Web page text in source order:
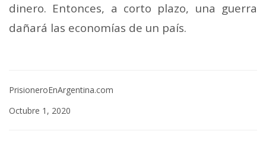
dinero. Entonces, a corto plazo, una guerra
dañará las economías de un país.
PrisioneroEnArgentina.com
Octubre 1, 2020